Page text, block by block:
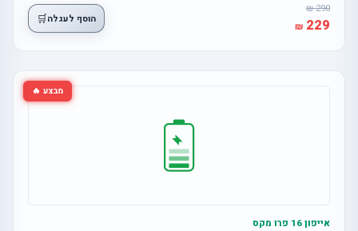
290
229 הוסף לעגלה🛒
מבצע 🔥
אייפון 16 פרו מקס